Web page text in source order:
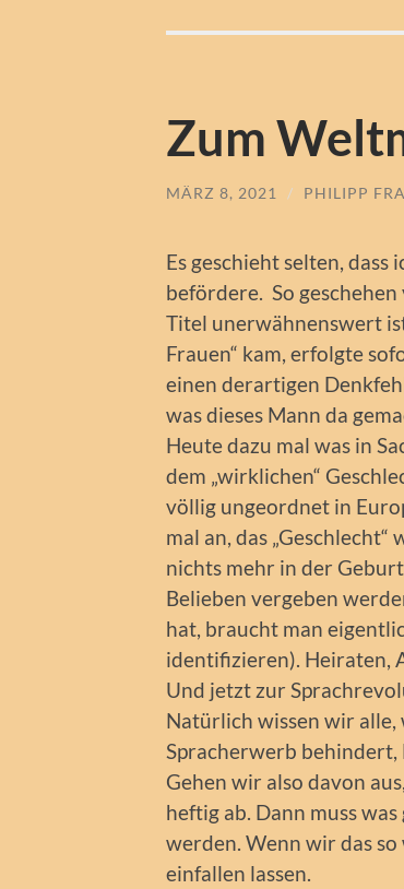
Zum
MÄRZ 8, 2021 / PHILIPP
Es geschieht selten,
befördere. So
Titel unerwähnenswert
Frauen“ kam, erfolgte
einen derartigen
was dieses Mann da
Heute dazu mal was in
dem „wirklichen“
völlig ungeordnet in
mal an, das
nichts mehr in der
Belieben vergeben
hat, braucht man
identifizieren). Heiraten,
Und jetzt zur
Natürlich wissen wir alle,
Spracherwerb behindert,
Gehen wir also davon
heftig ab. Dann muss
werden. Wenn wir das
einfallen lassen.